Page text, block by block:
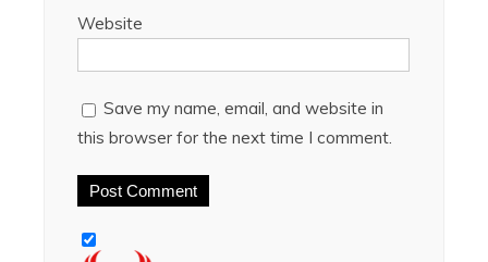
Website
Save my name, email, and website in
this browser for the next time I comment.